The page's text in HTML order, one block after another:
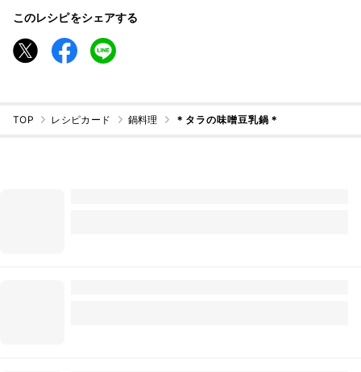
このレシピをシェアする
TOP レシピカード 鍋料理 ＊タラの味噌豆乳鍋＊